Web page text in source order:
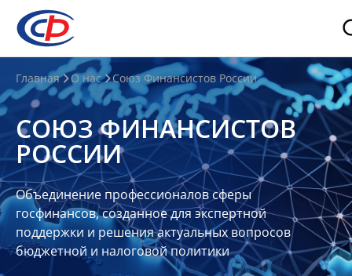
О
нас
О
СФР
Совет
Союза
Участники
Планы
Главная О нас Союз Финансистов России
СОЮЗ ФИНАНСИСТОВ
РОССИИ
Объединение профессионалов сферы
госфинансов, созданное для экспертной
поддержки и решения актуальных вопросов
бюджетной и налоговой политики